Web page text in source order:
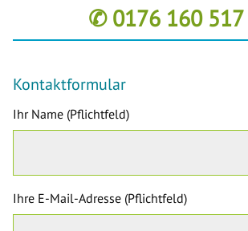
✆ 0176 160 517
Kontaktformular
Ihr Name (Pflichtfeld)
Ihre E-Mail-Adresse (Pflichtfeld)